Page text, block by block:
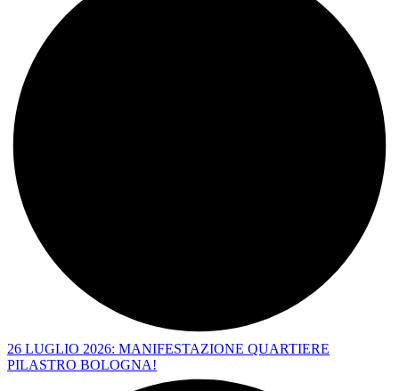
26 LUGLIO 2026: MANIFESTAZIONE QUARTIERE
PILASTRO BOLOGNA!